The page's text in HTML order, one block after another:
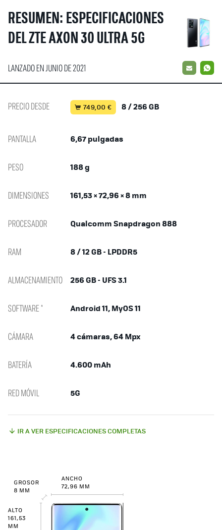
RESUMEN: ESPECIFICACIONES
DEL ZTE AXON 30 ULTRA 5G
LANZADO EN JUNIO DE 2021 EMAIL
PRECIO DESDE 749,00 € 8 / 256 GB
PANTALLA 6,67 pulgadas
PESO 188 g
DIMENSIONES 161,53 × 72,96 × 8 mm
PROCESADOR Qualcomm Snapdragon 888
RAM 8 / 12 GB - LPDDR5
ALMACENAMIENTO 256 GB - UFS 3.1
SOFTWARE * Android 11, MyOS 11
CÁMARA 4 cámaras, 64 Mpx
BATERÍA 4.600 mAh
RED MÓVIL 5G
IR A VER ESPECIFICACIONES COMPLETAS
GROSOR
8 MM
ANCHO
72,96 MM
ALTO
161,53
MM